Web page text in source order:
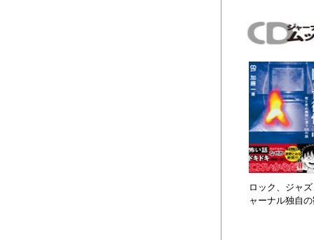
ロック、ジャ
ャーナル独自